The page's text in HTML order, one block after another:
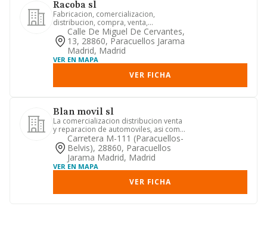
Racoba sl
Fabricacion, comercializacion,
distribucion, compra, venta,
importacion, exportacion, instalacion
y...
Calle De Miguel De Cervantes,
13, 28860, Paracuellos Jarama
Madrid, Madrid
VER EN MAPA
VER FICHA
Blan movil sl
La comercializacion distribucion venta
y reparacion de automoviles, asi como
todo tipo de actividad...
Carretera M-111 (paracuellos-
Belvis), 28860, Paracuellos
Jarama Madrid, Madrid
VER EN MAPA
VER FICHA